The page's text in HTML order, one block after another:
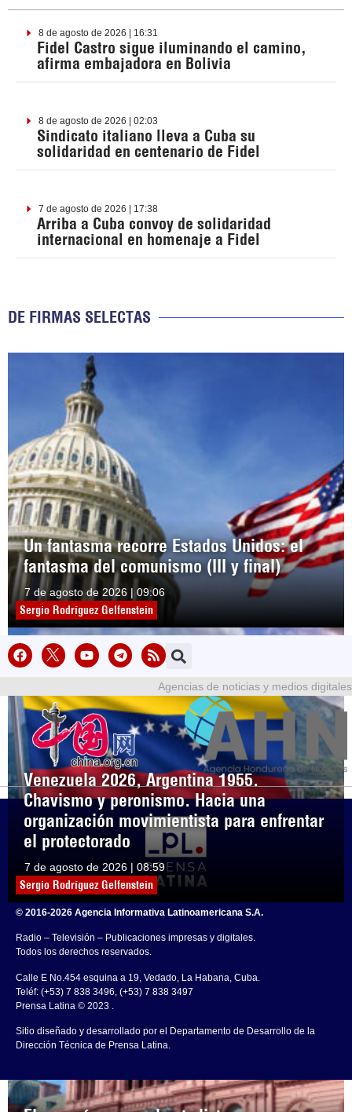
8 de agosto de 2026 | 16:31
Fidel Castro sigue iluminando el camino,
afirma embajadora en Bolivia
8 de agosto de 2026 | 02:03
Sindicato italiano lleva a Cuba su
solidaridad en centenario de Fidel
7 de agosto de 2026 | 17:38
Arriba a Cuba convoy de solidaridad
internacional en homenaje a Fidel
DE FIRMAS SELECTAS
Un fantasma recorre Estados Unidos: el
fantasma del comunismo (III y final)
7 de agosto de 2026 | 09:06
Sergio Rodríguez Gelfenstein
Venezuela 2026, Argentina 1955.
Chavismo y peronismo. Hacia una
organización movimientista para enfrentar
el protectorado
7 de agosto de 2026 | 08:59
Sergio Rodríguez Gelfenstein
Agencias de noticias y medios digitales
© 2016-2026 Agencia Informativa Latinoamericana S.A.
Radio – Televisión – Publicaciones impresas y digitales.
Todos los derechos reservados.
Calle E No.454 esquina a 19, Vedado, La Habana, Cuba.
Teléf: (+53) 7 838 3496, (+53) 7 838 3497
Prensa Latina © 2023 .
Sitio diseñado y desarrollado por el Departamento de Desarrollo de la
Dirección Técnica de Prensa Latina.